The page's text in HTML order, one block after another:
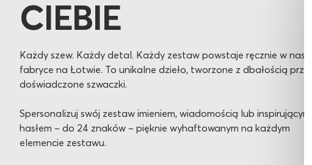
CIEBIE
Każdy szew. Każdy detal. Każdy zestaw powstaje ręcznie w naszej
fabryce na Łotwie. To unikalne dzieło, tworzone z dbałością przez
doświadczone szwaczki.
Spersonalizuj swój zestaw imieniem, wiadomością lub inspirującym
hasłem – do 24 znaków – pięknie wyhaftowanym na każdym
elemencie zestawu.